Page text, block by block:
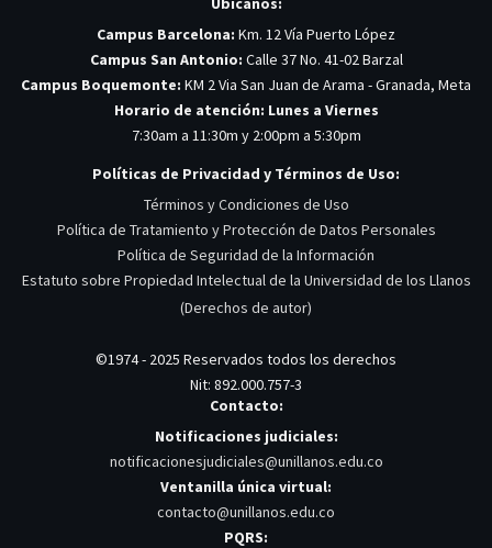
Campus Barcelona: Km. 12 Vía Puerto López
Campus San Antonio: Calle 37 No. 41-02 Barzal
Campus Boquemonte: KM 2 Via San Juan de Arama - Granada, Meta
Horario de atención: Lunes a Viernes
7:30am a 11:30m y 2:00pm a 5:30pm
Políticas de Privacidad y Términos de Uso:
Términos y Condiciones de Uso
Política de Tratamiento y Protección de Datos Personales
Política de Seguridad de la Información
Estatuto sobre Propiedad Intelectual de la Universidad de los Llanos
(Derechos de autor)
©1974 - 2025 Reservados todos los derechos
Nit: 892.000.757-3
Contacto:
Notificaciones judiciales:
notificacionesjudiciales@unillanos.edu.co
Ventanilla única virtual:
contacto@unillanos.edu.co
PQRS: